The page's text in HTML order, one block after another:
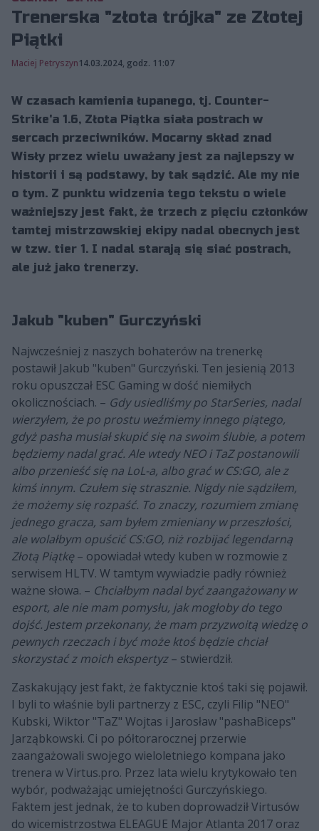
Trenerska "złota trójka" ze Złotej
Piątki
Maciej Petryszyn14.03.2024, godz. 11:07
W czasach kamienia łupanego, tj. Counter-
Strike'a 1.6, Złota Piątka siała postrach w
sercach przeciwników. Mocarny skład znad
Wisły przez wielu uważany jest za najlepszy w
historii i są podstawy, by tak sądzić. Ale my nie
o tym. Z punktu widzenia tego tekstu o wiele
ważniejszy jest fakt, że trzech z pięciu członków
tamtej mistrzowskiej ekipy nadal obecnych jest
w tzw. tier 1. I nadal starają się siać postrach,
ale już jako trenerzy.
Jakub "kuben" Gurczyński
Najwcześniej z naszych bohaterów na trenerkę
postawił Jakub "kuben" Gurczyński. Ten jesienią 2013
roku opuszczał ESC Gaming w dość niemiłych
okolicznościach. – Gdy usiedliśmy po StarSeries, nadal
wierzyłem, że po prostu weźmiemy innego piątego,
gdyż pasha musiał skupić się na swoim ślubie, a potem
będziemy nadal grać. Ale wtedy NEO i TaZ postanowili
albo przenieść się na LoL-a, albo grać w CS:GO, ale z
kimś innym. Czułem się strasznie. Nigdy nie sądziłem,
że możemy się rozpaść. To znaczy, rozumiem zmianę
jednego gracza, sam byłem zmieniany w przeszłości,
ale wolałbym opuścić CS:GO, niż rozbijać legendarną
Złotą Piątkę– opowiadał wtedy kuben w rozmowie z
serwisem HLTV. W tamtym wywiadzie padły również
ważne słowa. – Chciałbym nadal być zaangażowany w
esport, ale nie mam pomysłu, jak mogłoby do tego
dojść. Jestem przekonany, że mam przyzwoitą wiedzę o
pewnych rzeczach i być może ktoś będzie chciał
skorzystać z moich ekspertyz– stwierdził.
Zaskakujący jest fakt, że faktycznie ktoś taki się pojawił.
I byli to właśnie byli partnerzy z ESC, czyli Filip "NEO"
Kubski, Wiktor "TaZ" Wojtas i Jarosław "pashaBiceps"
Jarząbkowski. Ci po półtorarocznej przerwie
zaangażowali swojego wieloletniego kompana jako
trenera w Virtus.pro. Przez lata wielu krytykowało ten
wybór, podważając umiejętności Gurczyńskiego.
Faktem jest jednak, że to kuben doprowadził Virtusów
do wicemistrzostwa ELEAGUE Major Atlanta 2017 oraz